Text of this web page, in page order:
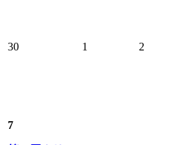
30 1 2
7